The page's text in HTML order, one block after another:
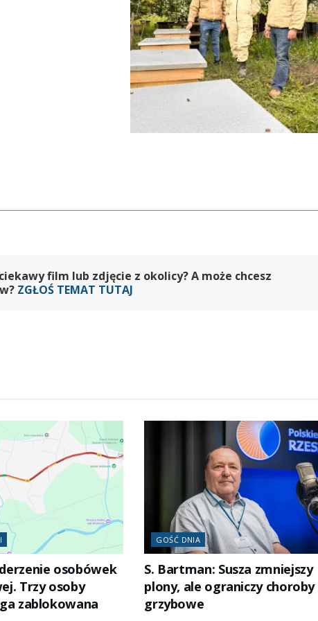
głośność.
film lub zdjęcie z okolicy? A może chcesz
ZGŁOŚ TEMAT TUTAJ
osobówek
Trzy osoby
zablokowana
GOŚĆ DNIA
S. Bartman: Susza zmniejszy
plony, ale ograniczy choroby
grzybowe